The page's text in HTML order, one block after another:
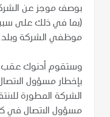
بوصف موجز عن
(بما في ذلك على
موظفي الشركة وبلد
وستقوم أدنوك عقب
بإخطار مسؤول
الشركة المطورة
مسؤول الاتصال في